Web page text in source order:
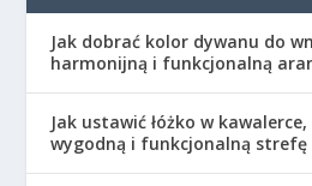
Jak dobrać kolor dywanu do
harmonijną i funkcjonalną
Jak ustawić łóżko w
wygodną i funkcjonalną strefę